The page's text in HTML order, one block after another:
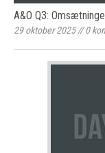
A&O Q3:
29 oktober 2025//0